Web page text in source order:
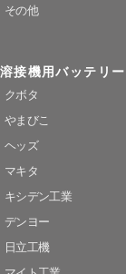
その他
溶接機用バッテリー
クボタ
やまびこ
ヘッズ
マキタ
キシデン工業
デンヨー
日立工機